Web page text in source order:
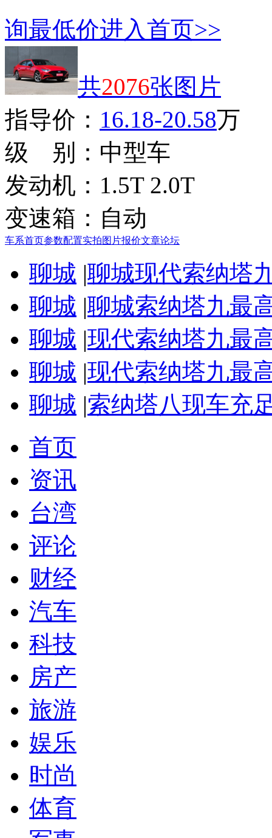
询最低价进入首页>>
共2076张图片
指导价： 16.18-20.58万
级 别： 中型车
发动机： 1.5T 2.0T
变速箱： 自动
车系首页参数配置实拍图片报价文章论坛
聊城 |聊城现代索纳塔
聊城 |聊城索纳塔九最
聊城 |现代索纳塔九最
聊城 |现代索纳塔九最
聊城 |索纳塔八现车充
首页
资讯
台湾
评论
财经
汽车
科技
房产
旅游
娱乐
时尚
体育